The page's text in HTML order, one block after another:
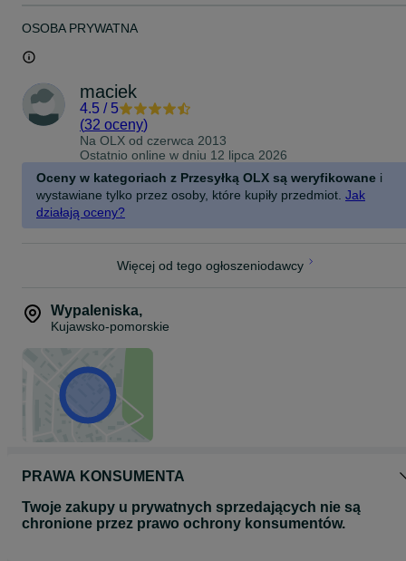
OSOBA PRYWATNA
maciek
4.5 / 5
(32 oceny)
Na OLX od czerwca 2013
Ostatnio online w dniu 12 lipca 2026
Oceny w kategoriach z Przesyłką OLX są weryfikowane i
wystawiane tylko przez osoby, które kupiły przedmiot. Jak
działają oceny?
Więcej od tego ogłoszeniodawcy
Wypaleniska,
Kujawsko-pomorskie
PRAWA KONSUMENTA
Twoje zakupy u prywatnych sprzedających nie są
chronione przez prawo ochrony konsumentów.